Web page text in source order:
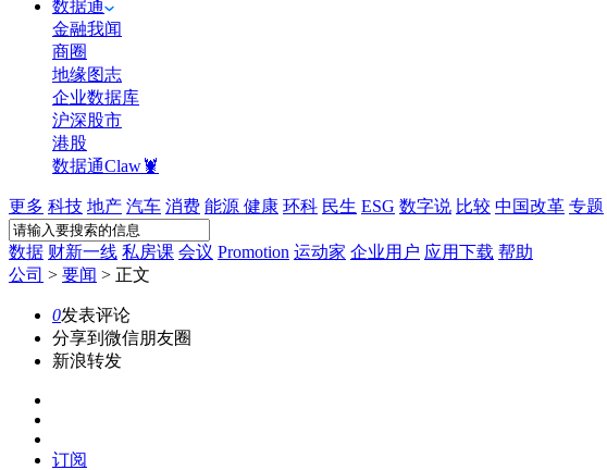
数据通
金融我闻
商圈
地缘图志
企业数据库
沪深股市
港股
数据通Claw🦞
更多 科技 地产 汽车 消费 能源 健康 环科 民生 ESG 数字说 比较 中国改革 专题
数据 财新一线 私房课 会议 Promotion 运动家 企业用户 应用下载 帮助
公司 > 要闻 > 正文
0发表评论
分享到微信朋友圈
新浪转发
订阅